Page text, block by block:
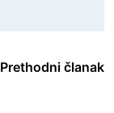
Prethodni članak